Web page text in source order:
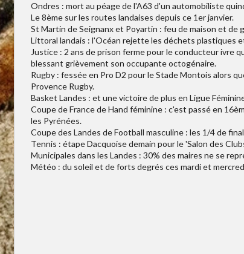
Ondres : mort au péage de l'A63 d'un automobiliste
Le 8ème sur les routes landaises depuis ce 1er janvier.
St Martin de Seignanx et Poyartin : feu de maison et de
Littoral landais : l'Océan rejette les déchets plastiques
Justice : 2 ans de prison ferme pour le conducteur ivre
blessant grièvement son occupante octogénaire.
Rugby : fessée en Pro D2 pour le Stade Montois alors
Provence Rugby.
Basket Landes : et une victoire de plus en Ligue
Coupe de France de Hand féminine : c'est passé en
les Pyrénées.
Coupe des Landes de Football masculine : les 1/4 de
Tennis : étape Dacquoise demain pour le 'Salon des
Municipales dans les Landes : 30% des maires ne se
Météo : du soleil et de forts degrés ces mardi et